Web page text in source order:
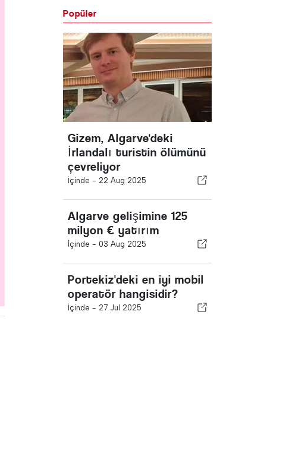
Popüler
Gizem, Algarve'deki
İrlandalı turistin ölümünü
çevreliyor
İçinde - 22 Aug 2025
Algarve gelişimine 125
milyon € yatırım
İçinde - 03 Aug 2025
Portekiz'deki en iyi mobil
operatör hangisidir?
İçinde - 27 Jul 2025